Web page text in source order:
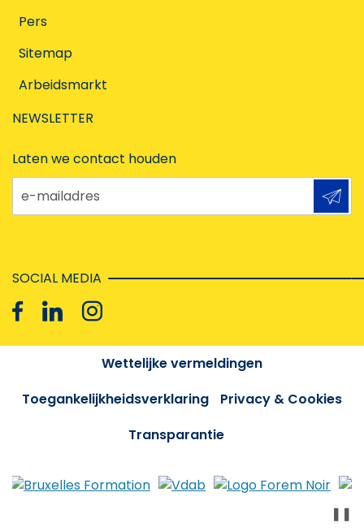
Pers
Sitemap
Arbeidsmarkt
NEWSLETTER
Laten we contact houden
e-mailadres
SOCIAL MEDIA
Wettelijke vermeldingen
Toegankelijkheidsverklaring
Privacy & Cookies
Transparantie
❚❚